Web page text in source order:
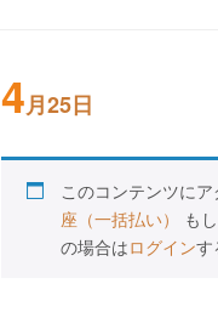
4月25日
このコンテンツにア
座（一括払い）
も
の場合はログインす